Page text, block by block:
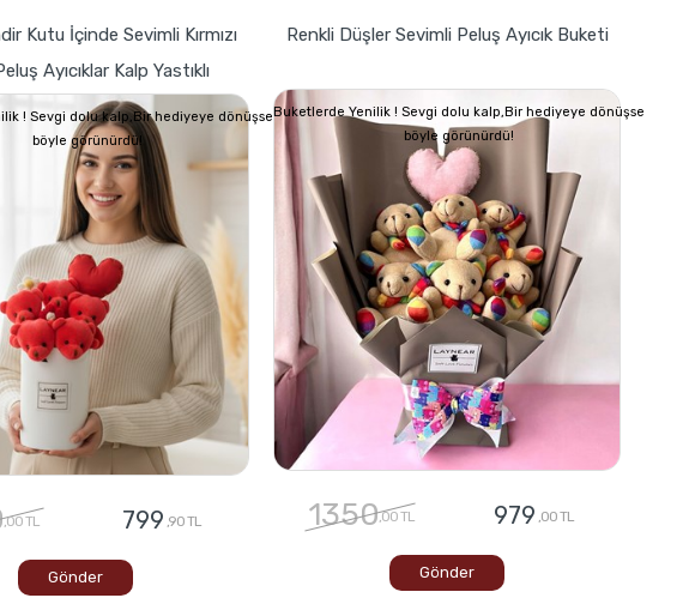
Kutu İçinde Sevimli Kırmızı
Ayıcıklar Kalp Yastıklı
! Sevgi dolu kalp,Bir hediyeye dönüşse
böyle görünürdü!
,00 TL 799 ,90 TL
Gönder
Renkli Düşler Sevimli Peluş Ayıcık Buketi
Buketlerde Yenilik ! Sevgi dolu kalp,Bir hediyeye dönüşse
böyle görünürdü!
1350,00 TL 979 ,00 TL
Gönder